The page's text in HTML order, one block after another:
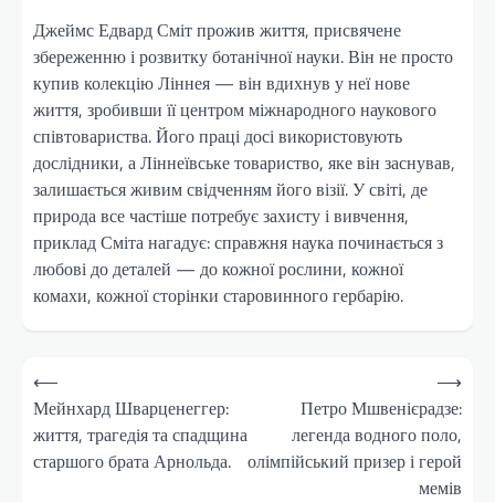
Джеймс Едвард Сміт прожив життя, присвячене
збереженню і розвитку ботанічної науки. Він не просто
купив колекцію Ліннея — він вдихнув у неї нове
життя, зробивши її центром міжнародного наукового
співтовариства. Його праці досі використовують
дослідники, а Ліннеївське товариство, яке він заснував,
залишається живим свідченням його візії. У світі, де
природа все частіше потребує захисту і вивчення,
приклад Сміта нагадує: справжня наука починається з
любові до деталей — до кожної рослини, кожної
комахи, кожної сторінки старовинного гербарію.
Навігація
записів
⟵
Мейнхард Шварценеггер:
життя, трагедія та спадщина
старшого брата Арнольда.
Петро Мшвенієрадзе:
легенда водного поло,
олімпійський призер і герой
мемів
⟶